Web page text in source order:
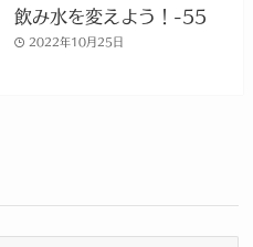
飲み水を変えよう！-55
2022年10月25日